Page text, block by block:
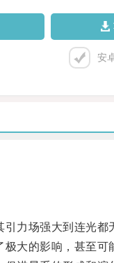
安
力场强大到连光都
的影响，甚至可